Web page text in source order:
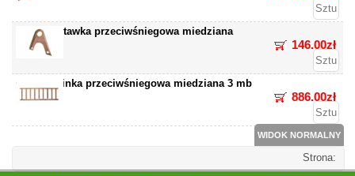
Nadstawka przeciwśniegowa miedziana
146.00zł
Drabinka przeciwśniegowa miedziana 3 mb
886.00zł
WIDOK NORMALNY
Strona: